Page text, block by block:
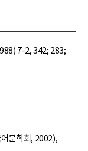
7-2, 342; 283;
문학회, 2002),